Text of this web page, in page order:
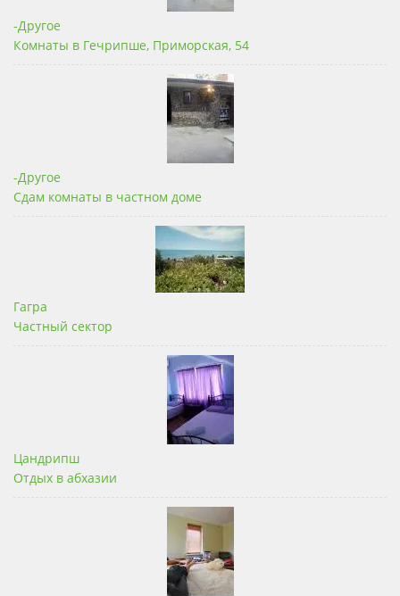
-Другое
Комнаты в Гечрипше, Приморская, 54
-Другое
Сдам комнаты в частном доме
Гагра
Частный сектор
Цандрипш
Отдых в абхазии